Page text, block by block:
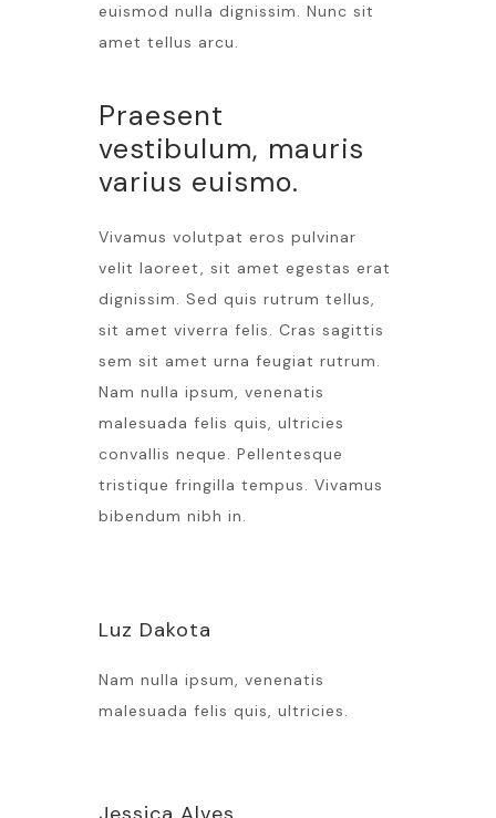
euismod nulla dignissim. Nunc sit
amet tellus arcu.
Praesent
vestibulum, mauris
varius euismo.
Vivamus volutpat eros pulvinar
velit laoreet, sit amet egestas erat
dignissim. Sed quis rutrum tellus,
sit amet viverra felis. Cras sagittis
sem sit amet urna feugiat rutrum.
Nam nulla ipsum, venenatis
malesuada felis quis, ultricies
convallis neque. Pellentesque
tristique fringilla tempus. Vivamus
bibendum nibh in.
Luz Dakota
Nam nulla ipsum, venenatis
malesuada felis quis, ultricies.